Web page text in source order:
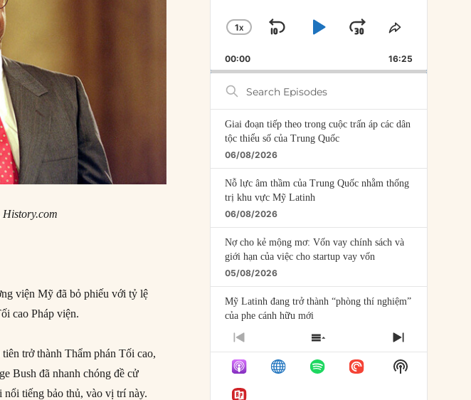
History.com
viện Mỹ đã bỏ phiếu với tỷ lệ
cao Pháp viện.
trở thành Thẩm phán Tối cao,
Bush đã nhanh chóng đề cử
tiếng bảo thủ, vào vị trí này.
CHANGE
RATE
1X
SKIP
BACKWARD
PLAYJUMP
FORWARD
SHARE
EPISODE
00:00 16:25
Search
Episodes
Giai đoạn tiếp theo trong cuộc trấn áp các dân
tộc thiểu số của Trung Quốc
06/08/2026
Nỗ lực âm thầm của Trung Quốc nhằm thống
trị khu vực Mỹ Latinh
06/08/2026
Nợ cho kẻ mộng mơ: Vốn vay chính sách và
giới hạn của việc cho startup vay vốn
05/08/2026
Mỹ Latinh đang trở thành “phòng thí nghiệm”
của phe cánh hữu mới
04/08/2026
Tại sao Trung Quốc phủ nhận cuộc gặp với
Ngoại trưởng Nhật Bản?
04/08/2026
PREVIOUS
EPISODE
SHOW
EPISODES
LIST
NEXT
EPISODE
Show
Podcast